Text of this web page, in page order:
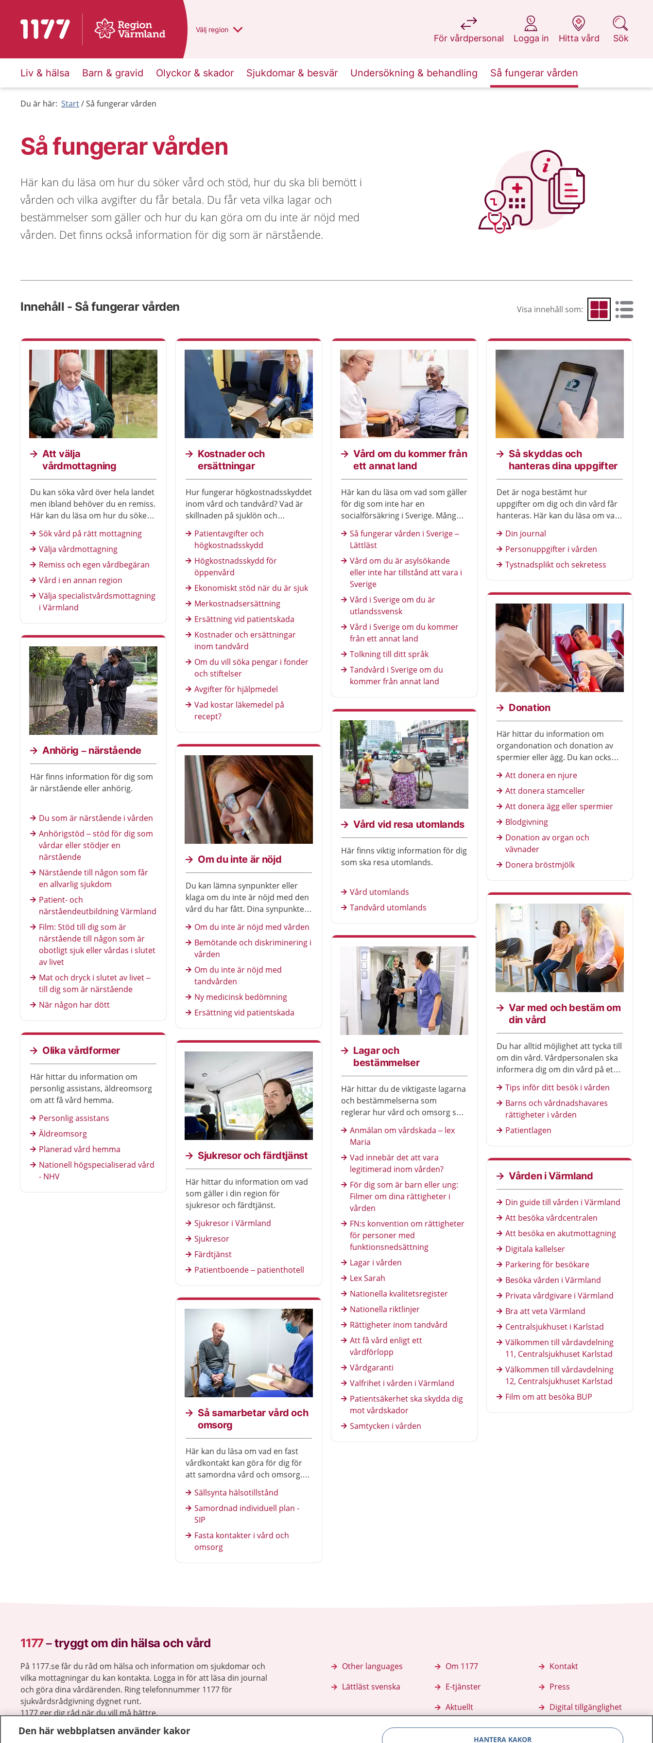
Till startsidan för 1177 Du har valt region
Välj en annan
region
För vårdpersonal
på 1177.se
Logga in
på 1177.se
Hitta vård
på 1177.se
Sök
på 1177.se
Liv & hälsa Barn & gravid Olyckor & skador Sjukdomar & besvär Undersökning & behandling Så fungerar vården
Du är här: Start Så fungerar vården
Så fungerar vården
Här kan du läsa om hur du söker vård och stöd, hur du ska bli bemött i
vården och vilka avgifter du får betala. Du får veta vilka lagar och
bestämmelser som gäller och hur du kan göra om du inte är nöjd med
vården. Det finns också information för dig som är närstående.
Innehåll - Så fungerar vården Visa innehåll som: Visa som rutnät
Visa som
Att välja
vårdmottagning
Du kan söka vård över hela landet
men ibland behöver du en remiss.
Här kan du läsa om hur du söker
Sök vård på rätt mottagning
Välja vårdmottagning
Remiss och egen vårdbegäran
Vård i en annan region
Välja specialistvårdsmottagning
i Värmland
Anhörig – närstående
Här finns information för dig som
är närstående eller anhörig.
Du som är närstående i vården
Anhörigstöd – stöd för dig som
vårdar eller stödjer en
närstående
Närstående till någon som får
en allvarlig sjukdom
Patient- och
närståendeutbildning Värmland
Film: Stöd till dig som är
närstående till någon som är
obotligt sjuk eller vårdas i slutet
av livet
Mat och dryck i slutet av livet –
till dig som är närstående
När någon har dött
Olika vårdformer
Här hittar du information om
personlig assistans, äldreomsorg
om att få vård hemma.
Personlig assistans
Äldreomsorg
Planerad vård hemma
Nationell högspecialiserad vård
- NHV
Kostnader och
ersättningar
Hur fungerar högkostnadsskyddet
inom vård och tandvård? Vad är
skillnaden på sjuklön och
Patientavgifter och
högkostnadsskydd
Högkostnadsskydd för
öppenvård
Ekonomiskt stöd när du är sjuk
Merkostnadsersättning
Ersättning vid patientskada
Kostnader och ersättningar
inom tandvård
Om du vill söka pengar i fonder
och stiftelser
Avgifter för hjälpmedel
Vad kostar läkemedel på
recept?
Om du inte är nöjd
Du kan lämna synpunkter eller
klaga om du inte är nöjd med den
vård du har fått. Dina synpunkter
bemötande, tillgänglighet eller
kommunikationen med vården.
Det gäller också vid tandvård.
Om du inte är nöjd med vården
Bemötande och diskriminering i
vården
Om du inte är nöjd med
tandvården
Ny medicinsk bedömning
Ersättning vid patientskada
Sjukresor och färdtjänst
Här hittar du information om vad
som gäller i din region för
sjukresor och färdtjänst.
Sjukresor i Värmland
Sjukresor
Färdtjänst
Patientboende – patienthotell
Så samarbetar vård och
omsorg
Här kan du läsa om vad en fast
vårdkontakt kan göra för dig för
att samordna vård och omsorg.
individuell plan, SIP.
Sällsynta hälsotillstånd
Samordnad individuell plan -
SIP
Fasta kontakter i vård och
omsorg
Vård om du kommer från
ett annat land
Här kan du läsa om vad som gäller
för dig som inte har en
socialförsäkring i Sverige. Många
andra språk.
Så fungerar vården i Sverige –
Lättläst
Vård om du är asylsökande
eller inte har tillstånd att vara i
Sverige
Vård i Sverige om du är
utlandssvensk
Vård i Sverige om du kommer
från ett annat land
Tolkning till ditt språk
Tandvård i Sverige om du
kommer från annat land
Vård vid resa utomlands
Här finns viktig information för dig
som ska resa utomlands.
Vård utomlands
Tandvård utomlands
Lagar och
bestämmelser
Här hittar du de viktigaste lagarna
och bestämmelserna som
reglerar hur vård och omsorg ska
Anmälan om vårdskada – lex
Maria
Vad innebär det att vara
legitimerad inom vården?
För dig som är barn eller ung:
Filmer om dina rättigheter i
vården
FN:s konvention om rättigheter
för personer med
funktionsnedsättning
Lagar i vården
Lex Sarah
Nationella kvalitetsregister
Nationella riktlinjer
Rättigheter inom tandvård
Att få vård enligt ett
vårdförlopp
Vårdgaranti
Valfrihet i vården i Värmland
Patientsäkerhet ska skydda dig
mot vårdskador
Samtycken i vården
Så skyddas och
hanteras dina uppgifter
Det är noga bestämt hur
uppgifter om dig och din vård får
hanteras. Här kan du läsa om vad
personuppgifter och din journal.
Du får också veta hur sekretessen
och tystnadsplikten fungerar i
Din journal
Personuppgifter i vården
Tystnadsplikt och sekretess
Donation
Här hittar du information om
organdonation och donation av
spermier eller ägg. Du kan också
Att donera en njure
Att donera stamceller
Att donera ägg eller spermier
Blodgivning
Donation av organ och
vävnader
Donera bröstmjölk
Var med och bestäm om
din vård
Du har alltid möjlighet att tycka till
om din vård. Vårdpersonalen ska
informera dig om din vård på ett
i patientlagen.
Tips inför ditt besök i vården
Barns och vårdnadshavares
rättigheter i vården
Patientlagen
Vården i Värmland
Din guide till vården i Värmland
Att besöka vårdcentralen
Att besöka en akutmottagning
Digitala kallelser
Parkering för besökare
Besöka vården i Värmland
Privata vårdgivare i Värmland
Bra att veta Värmland
Centralsjukhuset i Karlstad
Välkommen till vårdavdelning
11, Centralsjukhuset Karlstad
Välkommen till vårdavdelning
12, Centralsjukhuset Karlstad
Film om att besöka BUP
1177–tryggt om din hälsa och vård
På 1177.se får du råd om hälsa och information om sjukdomar och
vilka mottagningar du kan kontakta. Logga in för att läsa din journal
och göra dina vårdärenden. Ring telefonnummer 1177 för
sjukvårdsrådgivning dygnet runt.
1177 ger dig råd när du vill må bättre.
Other languages
Lättläst svenska
Om 1177
E-tjänster
Aktuellt
Kontakt
Press
Digital tillgänglighet
Den här webbplatsen använder kakor
HANTERA KAKOR